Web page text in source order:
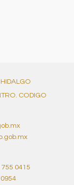
CODIGO
755 0415
0954